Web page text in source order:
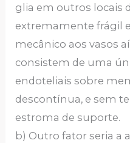
glia em outros locais
extremamente frágil
mecânico aos vasos
consistem de uma
endoteliais sobre
descontínua, e sem
estroma de suporte.
b) Outro fator seria a